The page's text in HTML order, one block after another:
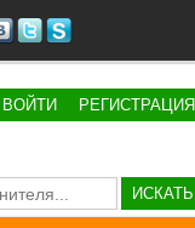
ВОЙТИ РЕГИСТРАЦИЯ
ИСКАТЬ